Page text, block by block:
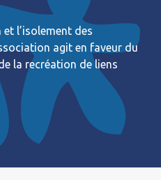
l’isolement des
agit en faveur du
la recréation de liens